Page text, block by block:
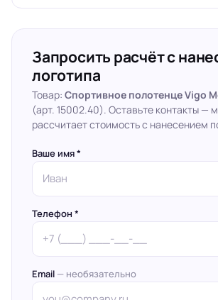
Запросить расчёт с
логотипа
Товар: Спортивное полотенце Vigo
(арт. 15002.40). Оставьте контакты —
рассчитает стоимость с нанесением
Ваше имя *
Телефон *
Email — необязательно